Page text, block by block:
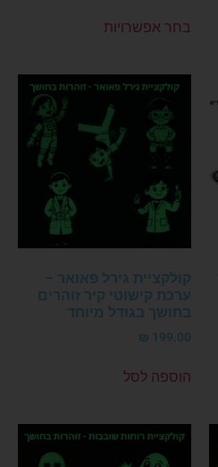
בחר אפשרויות
קולקציית גירל פאואר –
ערכת קישוטי קיר זוהרים
בחושך בגודל מיוחד
199.00
₪
הוספה לסל